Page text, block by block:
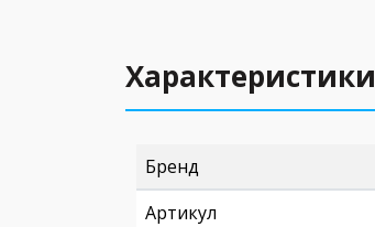
Характеристики
Бренд
Артикул